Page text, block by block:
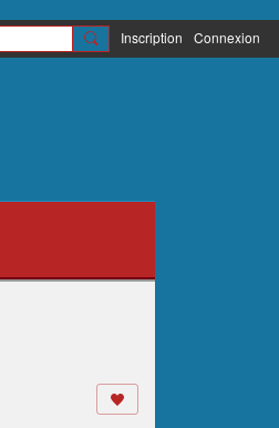
Inscription Connexion